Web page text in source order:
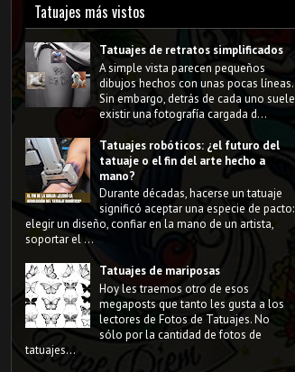
Tatuajes más vistos
Tatuajes de retratos simplificados
A simple vista parecen pequeños
dibujos hechos con unas pocas líneas.
Sin embargo, detrás de cada uno suele
existir una fotografía cargada d...
Tatuajes robóticos: ¿el futuro del
tatuaje o el fin del arte hecho a
mano?
Durante décadas, hacerse un tatuaje
significó aceptar una especie de pacto:
elegir un diseño, confiar en la mano de un artista,
soportar el ...
Tatuajes de mariposas
Hoy les traemos otro de esos
megaposts que tanto les gusta a los
lectores de Fotos de Tatuajes. No
sólo por la cantidad de fotos de
tatuajes...